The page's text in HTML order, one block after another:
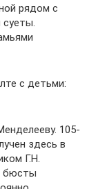
рядом с
с детьми:
105-
здесь в
Г.Н.
бюсты